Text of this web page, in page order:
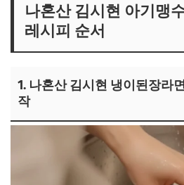
나혼산 김시현 아기맹
레시피 순서
1. 나혼산 김시현 냉이된장라
작